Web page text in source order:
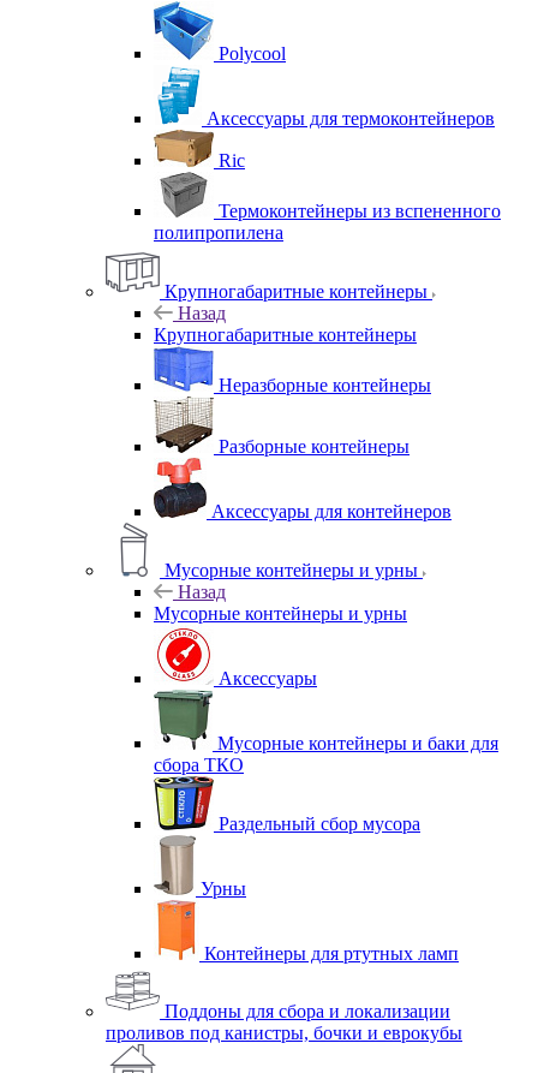
Polycool
Аксессуары для термоконтейнеров
Ric
Термоконтейнеры из вспененного
полипропилена
Крупногабаритные контейнеры
Назад
Крупногабаритные контейнеры
Неразборные контейнеры
Разборные контейнеры
Аксессуары для контейнеров
Мусорные контейнеры и урны
Назад
Мусорные контейнеры и урны
Аксессуары
Мусорные контейнеры и баки для
сбора ТКО
Раздельный сбор мусора
Урны
Контейнеры для ртутных ламп
Поддоны для сбора и локализации
проливов под канистры, бочки и еврокубы